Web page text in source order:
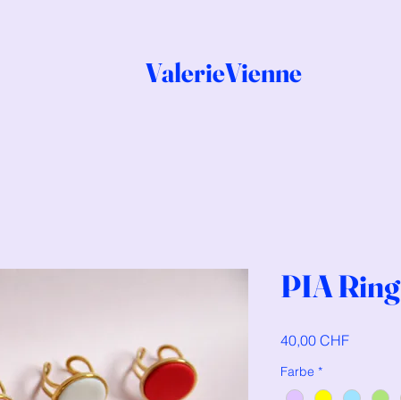
ValerieVienne
PIA Ring
40,00 CHFPreis
Farbe *